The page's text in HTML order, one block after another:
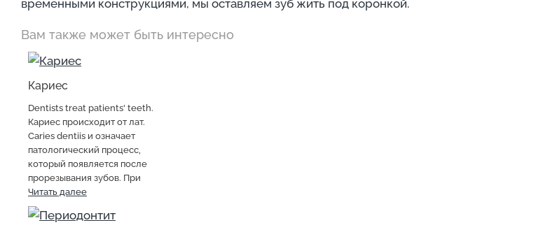
временными конструкциями, мы оставляем зуб жить под коронкой.
Вам также может быть интересно
Кариес
Dentists treat patients' teeth.
Кариес происходит от лат.
Caries dentiis и означает
патологический процесс,
который появляется после
прорезывания зубов. При
Читать далее